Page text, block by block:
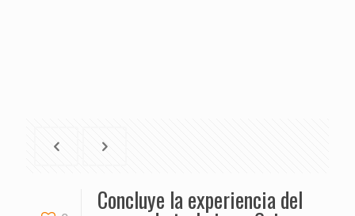
Concluye la experiencia del